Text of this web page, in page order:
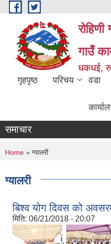
Skip to main content
रोहिणी
गाउँ
धकधई,
गृहपृष्ठ परिचय वडा
समाचार
You are here
Home » ग्यालरी
ग्यालरी
बिश्व योग दिवस को
मिति: 06/21/2018 - 20:07
,